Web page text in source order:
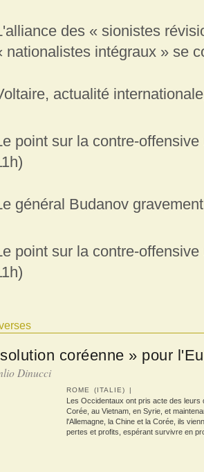
des « sionistes
nationalistes intégraux » se
actualité
point sur la contre-
général Budanov
point sur la contre-
coréenne » pour
Dinucci
ROME (ITALIE) |
Les Occidentaux ont pris acte des leurs
Corée, au Vietnam, en Syrie, et
l'Allemagne, la Chine et la Corée, ils
pertes et profits, espérant survivre en